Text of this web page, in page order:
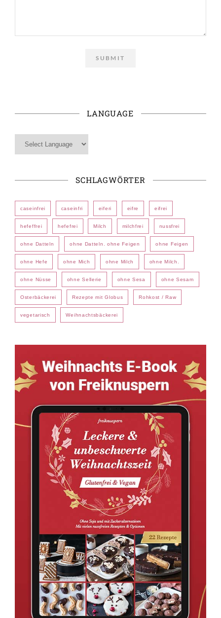
LANGUAGE
SCHLAGWÖRTER
caseinfrei caseinfri eiferi eifre eifrei
hefeffrei hefefrei Milch milchfrei nussfrei
ohne Datteln ohne Datteln. ohne Feigen ohne Feigen
ohne Hefe ohne Mich ohne Milch ohne Milch.
ohne Nüsse ohne Sellerie ohne Sesa ohne Sesam
Osterbäckerei Rezepte mit Globus Rohkost / Raw
vegetarisch Weihnachtsbäckerei